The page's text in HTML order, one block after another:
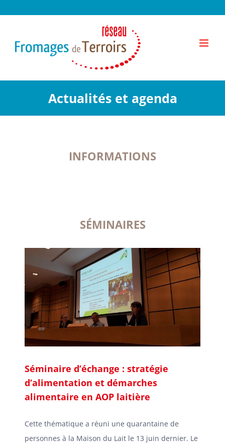
Actualités et agenda
INFORMATIONS
SÉMINAIRES
Séminaire d’échange : stratégie
d’alimentation et démarches
alimentaire en AOP laitière
Cette thématique a réuni une quarantaine de
personnes à la Maison du Lait le 13 juin dernier. Le